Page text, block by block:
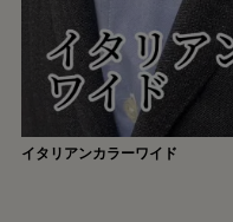
イタリアンカラーワイド